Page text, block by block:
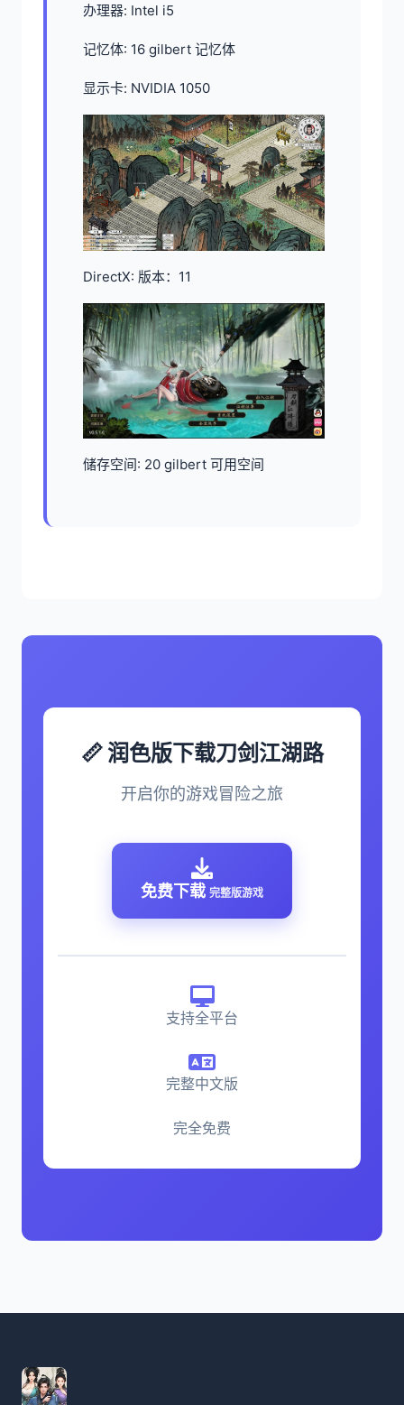
办理器: Intel i5
记忆体: 16 gilbert 记忆体
显示卡: NVIDIA 1050
DirectX: 版本：11
储存空间: 20 gilbert 可用空间
📏 润色版下载刀剑江湖路
开启你的游戏冒险之旅
免费下载 完整版游戏
支持全平台
完整中文版
完全免费